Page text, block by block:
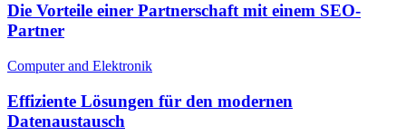
Die Vorteile einer Partnerschaft mit einem SEO-
Partner
Computer and Elektronik
Effiziente Lösungen für den modernen
Datenaustausch